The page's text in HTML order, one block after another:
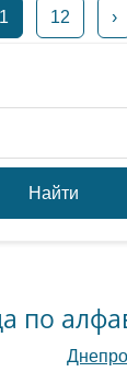
12 ›
Найти
по